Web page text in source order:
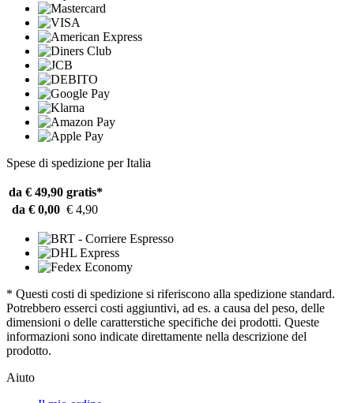
Spese di spedizione per Italia
da € 49,90 gratis*
da € 0,00 € 4,90
* Questi costi di spedizione si riferiscono alla spedizione standard.
Potrebbero esserci costi aggiuntivi, ad es. a causa del peso, delle
dimensioni o delle caratterstiche specifiche dei prodotti. Queste
informazioni sono indicate direttamente nella descrizione del
prodotto.
Aiuto